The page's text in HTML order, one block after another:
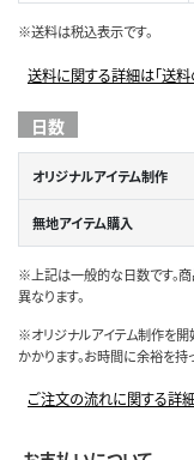
※送料は税込表示です。
送料に関する詳細は「送料
日数
オリジナルアイテム制作
無地アイテム購入
※上記は一般的な日数です。商
異なります。
※オリジナルアイテム制作を
かかります。お時間に余裕を持
ご注文の流れに関する詳細